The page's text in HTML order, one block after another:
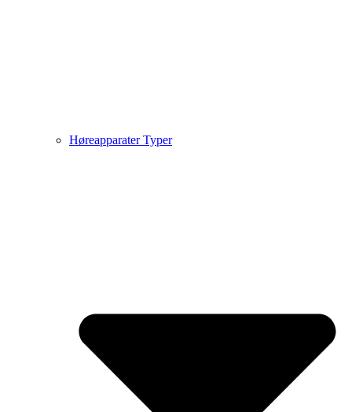
Høreapparater Typer